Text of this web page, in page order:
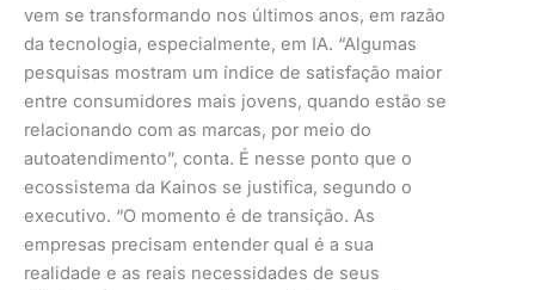
vem se transformando nos últimos anos, em razão
da tecnologia, especialmente, em IA. “Algumas
pesquisas mostram um índice de satisfação maior
entre consumidores mais jovens, quando estão se
relacionando com as marcas, por meio do
autoatendimento”, conta. É nesse ponto que o
ecossistema da Kainos se justifica, segundo o
executivo. “O momento é de transição. As
empresas precisam entender qual é a sua
realidade e as reais necessidades de seus